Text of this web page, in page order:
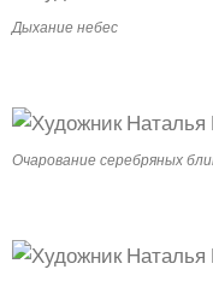
Дыхание небес
Очарование серебряных